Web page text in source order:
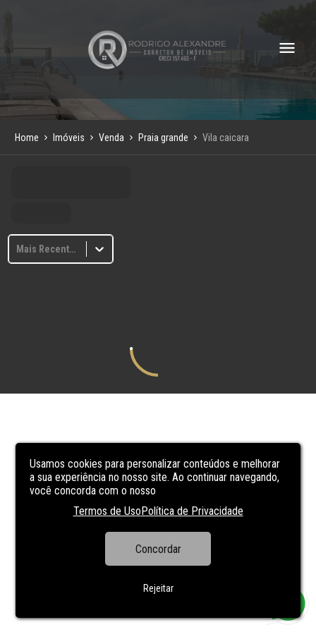
Usamos cookies para personalizar conteúdos e melhorar
a sua experiência no nosso site. Ao continuar navegando,
você concorda com o nosso
Termos de UsoPolítica de Privacidade
Concordar
Rejeitar
Home Imóveis Venda Praia grande Vila caicara
Mais Recentes